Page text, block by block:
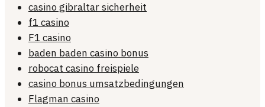
casino gibraltar sicherheit
f1 casino
F1 casino
baden baden casino bonus
robocat casino freispiele
casino bonus umsatzbedingungen
Flagman casino